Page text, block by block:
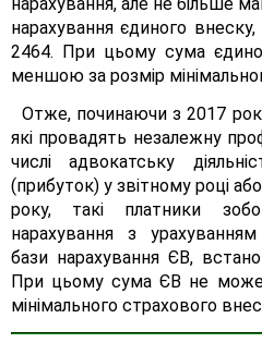
нарахування єдиного
2464. При цьому сума
меншою за розмір
Отже, починаючи з 2017
які провадять незалежну
числі адвокатську
(прибуток) у звітному році
року, такі платники
нарахування з
бази нарахування ЄВ,
При цьому сума ЄВ не
мінімального страхового